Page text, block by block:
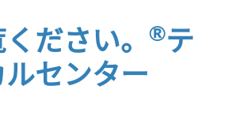
ださい。 ®テ
センター